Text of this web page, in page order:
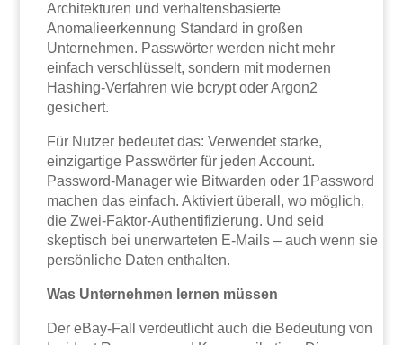
Architekturen und verhaltensbasierte
Anomalieerkennung Standard in großen
Unternehmen. Passwörter werden nicht mehr
einfach verschlüsselt, sondern mit modernen
Hashing-Verfahren wie bcrypt oder Argon2
gesichert.
Für Nutzer bedeutet das: Verwendet starke,
einzigartige Passwörter für jeden Account.
Password-Manager wie Bitwarden oder 1Password
machen das einfach. Aktiviert überall, wo möglich,
die Zwei-Faktor-Authentifizierung. Und seid
skeptisch bei unerwarteten E-Mails – auch wenn sie
persönliche Daten enthalten.
Was Unternehmen lernen müssen
Der eBay-Fall verdeutlicht auch die Bedeutung von